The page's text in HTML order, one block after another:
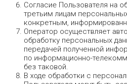
Согласие Пользователя на
третьим лицам
конкретным,
Оператор осуществляет
обработку персональных
передачей полученной
по информационно-
без таковой.
В ходе обработки с